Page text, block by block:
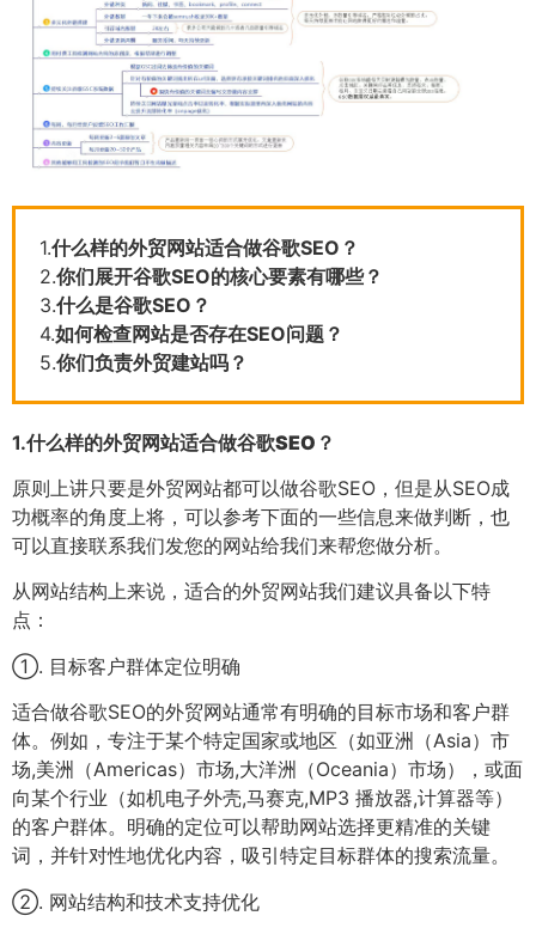
1.什么样的外贸网站适合做谷歌SEO？
2.你们展开谷歌SEO的核心要素有哪些？
3.什么是谷歌SEO？
4.如何检查网站是否存在SEO问题？
5.你们负责外贸建站吗？
1.什么样的外贸网站适合做谷歌SEO？
原则上讲只要是外贸网站都可以做谷歌SEO，但是从SEO成
功概率的角度上将，可以参考下面的一些信息来做判断，也
可以直接联系我们发您的网站给我们来帮您做分析。
从网站结构上来说，适合的外贸网站我们建议具备以下特
点：
①. 目标客户群体定位明确
适合做谷歌SEO的外贸网站通常有明确的目标市场和客户群
体。例如，专注于某个特定国家或地区（如亚洲（Asia）市
场,美洲（Americas）市场,大洋洲（Oceania）市场），或面
向某个行业（如机电子外壳,马赛克,MP3 播放器,计算器等）
的客户群体。明确的定位可以帮助网站选择更精准的关键
词，并针对性地优化内容，吸引特定目标群体的搜索流量。
②. 网站结构和技术支持优化